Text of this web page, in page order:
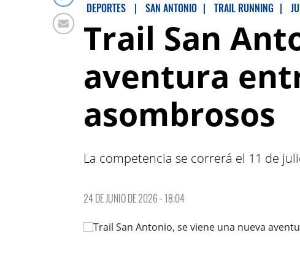
DEPORTES | SAN ANTONIO | TRAIL RUNNING |
Trail San
aventura
asombrosos
La competencia se correrá el 11 de
24 DE JUNIO DE 2026 - 18:04